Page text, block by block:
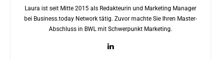
Laura ist seit Mitte 2015 als Redakteurin und Marketing Manager
bei Business.today Network tätig. Zuvor machte Sie Ihren Master-
Abschluss in BWL mit Schwerpunkt Marketing.